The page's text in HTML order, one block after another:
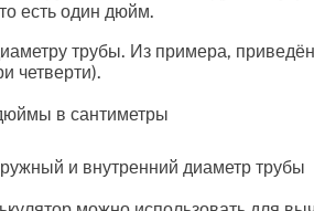
есть один дюйм.
трубы. Из примера,
четверти).
и внутренний диаметр трубы